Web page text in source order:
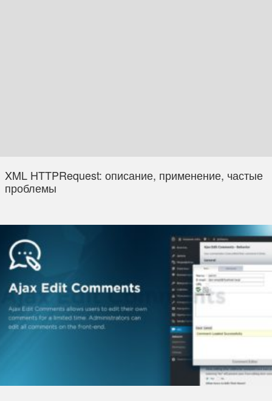
XML HTTPRequest: описание, применение, частые
проблемы